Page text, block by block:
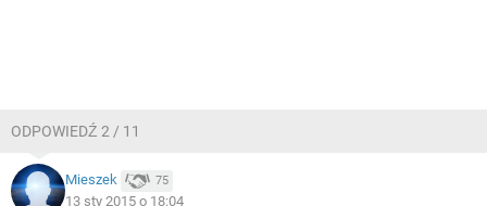
ODPOWIEDŹ 2 / 11
Mieszek 75
13 sty 2015 o 18:04